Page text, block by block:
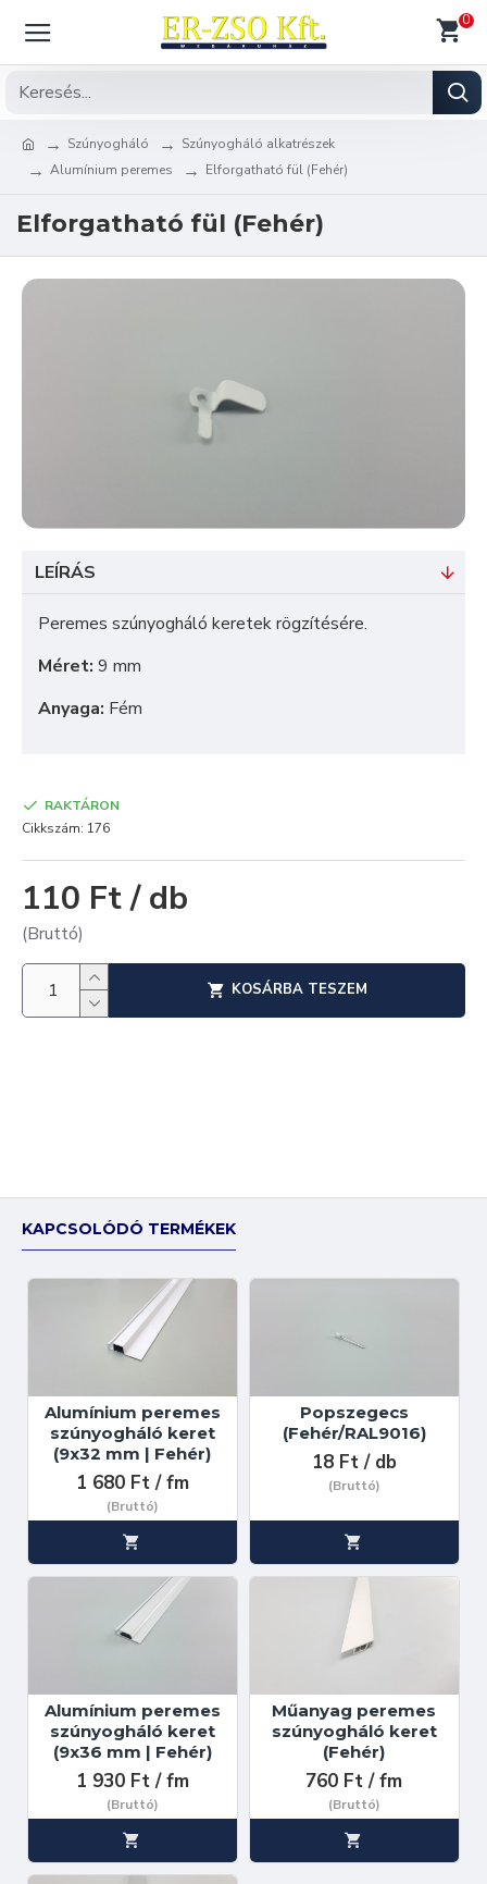
0
Szúnyogháló
Szúnyogháló alkatrészek
Alumínium peremes
Elforgatható fül (Fehér)
Elforgatható fül (Fehér)
LEÍRÁS
Peremes szúnyogháló keretek rögzítésére.
Méret: 9 mm
Anyaga: Fém
110 Ft / db
(Bruttó)
RAKTÁRON
Cikkszám: 176
KOSÁRBA TESZEM
KAPCSOLÓDÓ TERMÉKEK
Alumínium peremes
szúnyogháló keret
(9x32 mm | Fehér)
1 680 Ft / fm
(Bruttó)
Popszegecs
(Fehér/RAL9016)
18 Ft / db
(Bruttó)
Alumínium peremes
szúnyogháló keret
(9x36 mm | Fehér)
1 930 Ft / fm
(Bruttó)
Műanyag peremes
szúnyogháló keret
(Fehér)
760 Ft / fm
(Bruttó)